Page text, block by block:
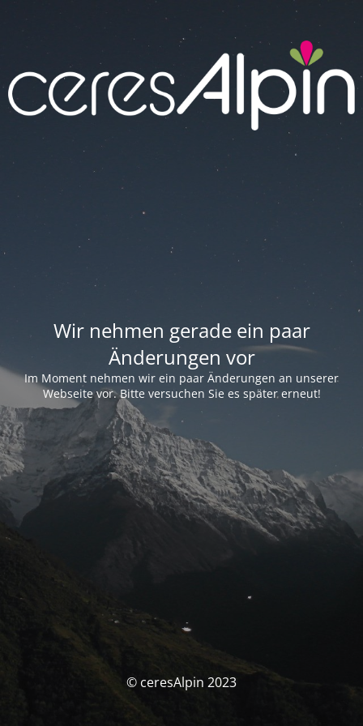
Wir nehmen gerade ein paar
Änderungen vor
Im Moment nehmen wir ein paar Änderungen an unserer
Webseite vor. Bitte versuchen Sie es später erneut!
© ceresAlpin 2023